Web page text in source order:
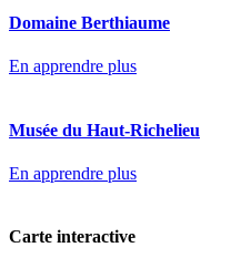
Domaine Berthiaume
En apprendre plus
Musée du Haut-Richelieu
En apprendre plus
Carte interactive